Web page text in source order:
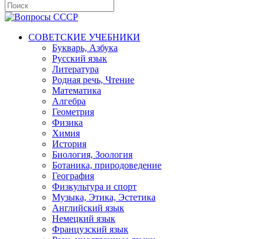
СОВЕТСКИЕ УЧЕБНИКИ
Букварь, Азбука
Русский язык
Литература
Родная речь, Чтение
Математика
Алгебра
Геометрия
Физика
Химия
История
Биология, Зоология
Ботаника, природоведение
География
Физкультура и спорт
Музыка, Этика, Эстетика
Английский язык
Немецкий язык
Французский язык